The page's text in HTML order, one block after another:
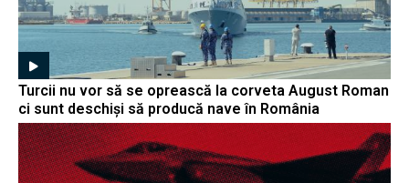
Turcii nu vor să se oprească la corveta August Roman
ci sunt deschiși să producă nave în România